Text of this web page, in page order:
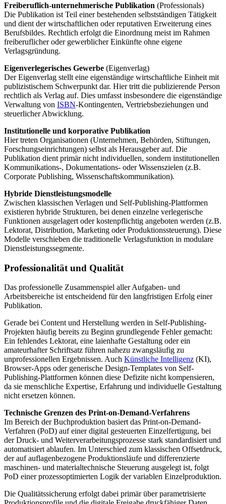
Freiberuflich-unternehmerische Publikation (Professionals)
Die Publikation ist Teil einer bestehenden selbstständigen Tätigkeit
und dient der wirtschaftlichen oder reputativen Erweiterung eines
Berufsbildes. Rechtlich erfolgt die Einordnung meist im Rahmen
freiberuflicher oder gewerblicher Einkünfte ohne eigene
Verlagsgründung.
Eigenverlegerisches Gewerbe (Eigenverlag)
Der Eigenverlag stellt eine eigenständige wirtschaftliche Einheit mit
publizistischem Schwerpunkt dar. Hier tritt die publizierende Person
rechtlich als Verlag auf. Dies umfasst insbesondere die eigenständige
Verwaltung von ISBN-Kontingenten, Vertriebsbeziehungen und
steuerlicher Abwicklung.
Institutionelle und korporative Publikation
Hier treten Organisationen (Unternehmen, Behörden, Stiftungen,
Forschungseinrichtungen) selbst als Herausgeber auf. Die
Publikation dient primär nicht individuellen, sondern institutionellen
Kommunikations-, Dokumentations- oder Wissenszielen (z.B.
Corporate Publishing, Wissenschaftskommunikation).
Hybride Dienstleistungsmodelle
Zwischen klassischen Verlagen und Self-Publishing-Plattformen
existieren hybride Strukturen, bei denen einzelne verlegerische
Funktionen ausgelagert oder kostenpflichtig angeboten werden (z.B.
Lektorat, Distribution, Marketing oder Produktionssteuerung). Diese
Modelle verschieben die traditionelle Verlagsfunktion in modulare
Dienstleistungssegmente.
Professionalität und Qualität
Das professionelle Zusammenspiel aller Aufgaben- und
Arbeitsbereiche ist entscheidend für den langfristigen Erfolg einer
Publikation.
Gerade bei Content und Herstellung werden in Self-Publishing-
Projekten häufig bereits zu Beginn grundlegende Fehler gemacht:
Ein fehlendes Lektorat, eine laienhafte Gestaltung oder ein
amateurhafter Schriftsatz führen nahezu zwangsläufig zu
unprofessionellen Ergebnissen. Auch Künstliche Intelligenz (KI),
Browser-Apps oder generische Design-Templates von Self-
Publishing-Plattformen können diese Defizite nicht kompensieren,
da sie menschliche Expertise, Erfahrung und individuelle Gestaltung
nicht ersetzen können.
Technische Grenzen des Print-on-Demand-Verfahrens
Im Bereich der Buchproduktion basiert das Print-on-Demand-
Verfahren (PoD) auf einer digital gesteuerten Einzelfertigung, bei
der Druck- und Weiterverarbeitungsprozesse stark standardisiert und
automatisiert ablaufen. Im Unterschied zum klassischen Offsetdruck,
der auf auflagenbezogene Produktionsläufe und differenzierte
maschinen- und materialtechnische Steuerung ausgelegt ist, folgt
PoD einer prozessoptimierten Logik der variablen Einzelproduktion.
Die Qualitätssicherung erfolgt dabei primär über parametrisierte